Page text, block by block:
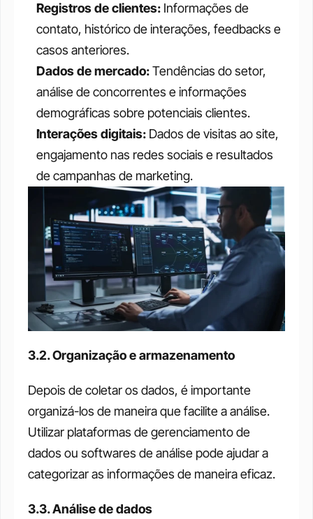
Registros de clientes: Informações de
contato, histórico de interações, feedbacks e
casos anteriores.
Dados de mercado: Tendências do setor,
análise de concorrentes e informações
demográficas sobre potenciais clientes.
Interações digitais: Dados de visitas ao site,
engajamento nas redes sociais e resultados
de campanhas de marketing.
3.2. Organização e armazenamento
Depois de coletar os dados, é importante
organizá-los de maneira que facilite a análise.
Utilizar plataformas de gerenciamento de
dados ou softwares de análise pode ajudar a
categorizar as informações de maneira eficaz.
3.3. Análise de dados